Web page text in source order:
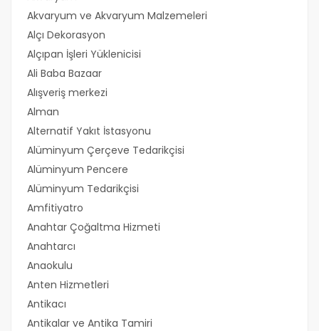
Akvaryum ve Akvaryum Malzemeleri
Alçı Dekorasyon
Alçıpan İşleri Yüklenicisi
Ali Baba Bazaar
Alışveriş merkezi
Alman
Alternatif Yakıt İstasyonu
Alüminyum Çerçeve Tedarikçisi
Alüminyum Pencere
Alüminyum Tedarikçisi
Amfitiyatro
Anahtar Çoğaltma Hizmeti
Anahtarcı
Anaokulu
Anten Hizmetleri
Antikacı
Antikalar ve Antika Tamiri